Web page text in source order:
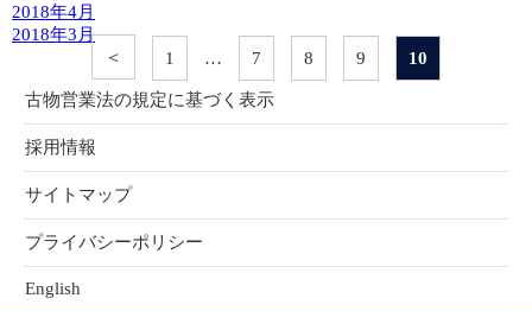
2018年4月
2018年3月
＜
1 … 7 8 9 10
古物営業法の規定に基づく表示
採用情報
サイトマップ
プライバシーポリシー
English